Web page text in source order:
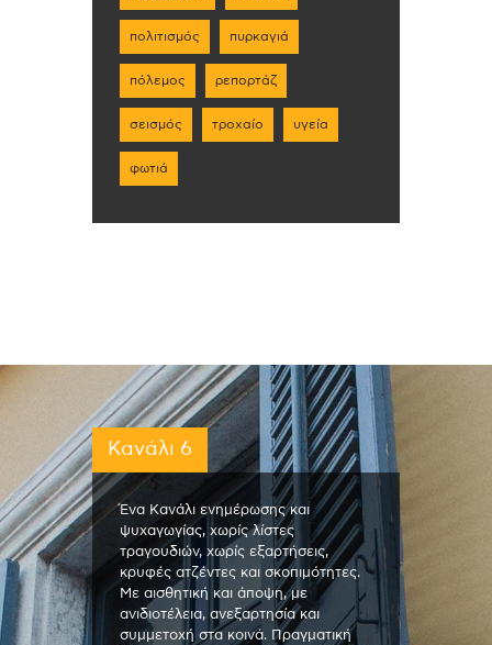
πολιτισμός πυρκαγιά
πόλεμος ρεπορτάζ
σεισμός τροχαίο υγεία
φωτιά
Κανάλι 6
Ένα Κανάλι ενημέρωσης και
ψυχαγωγίας, χωρίς λίστες
τραγουδιών, χωρίς εξαρτήσεις,
κρυφές ατζέντες και σκοπιμότητες.
Με αισθητική και άποψη, με
ανιδιοτέλεια, ανεξαρτησία και
συμμετοχή στα κοινά. Πραγματική